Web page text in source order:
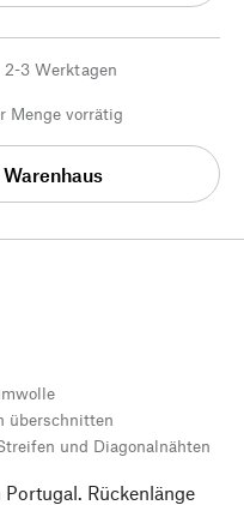
3 Werktagen
Menge vorrätig
überschnitten
und Diagonalnähten
Rückenlänge